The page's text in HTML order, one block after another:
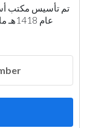
تم تأسيس مكتب
عام